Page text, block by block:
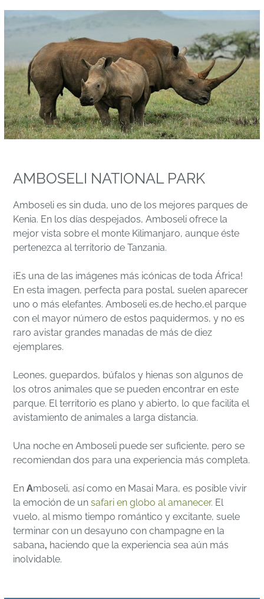
AMBOSELI NATIONAL PARK
Amboseli es sin duda, uno de los mejores parques de
Kenia. En los días despejados, Amboseli ofrece la
mejor vista sobre el monte Kilimanjaro, aunque éste
pertenezca al territorio de Tanzania.
¡Es una de las imágenes más icónicas de toda África!
En esta imagen, perfecta para postal, suelen aparecer
uno o más elefantes. Amboseli es,de hecho,el parque
con el mayor número de estos paquidermos, y no es
raro avistar grandes manadas de más de diez
ejemplares.
Leones, guepardos, búfalos y hienas son algunos de
los otros animales que se pueden encontrar en este
parque. El territorio es plano y abierto, lo que facilita el
avistamiento de animales a larga distancia.
Una noche en Amboseli puede ser suficiente, pero se
recomiendan dos para una experiencia más completa.
EnAmboseli, así como en Masai Mara, es posible vivir
la emoción de unsafari en globo al amanecer. El
vuelo, al mismo tiempo romántico y excitante, suele
terminar con un desayuno con champagne en la
sabana, haciendo que la experiencia sea aún más
inolvidable.